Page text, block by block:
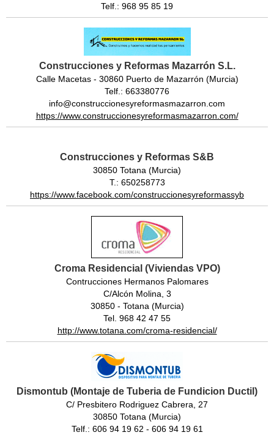
Telf.: 968 95 85 19
Construcciones y Reformas Mazarrón S.L.
Calle Macetas - 30860 Puerto de Mazarrón (Murcia)
Telf.: 663380776
info@construccionesyreformasmazarron.com
https://www.construccionesyreformasmazarron.com/
Construcciones y Reformas S&B
30850 Totana (Murcia)
T.: 650258773
https://www.facebook.com/construccionesyreformassyb
Croma Residencial (Viviendas VPO)
Contrucciones Hermanos Palomares
C/Alcón Molina, 3
30850 - Totana (Murcia)
Tel. 968 42 47 55
http://www.totana.com/croma-residencial/
Dismontub (Montaje de Tuberia de Fundicion Ductil)
C/ Presbitero Rodriguez Cabrera, 27
30850 Totana (Murcia)
Telf.: 606 94 19 62 - 606 94 19 61